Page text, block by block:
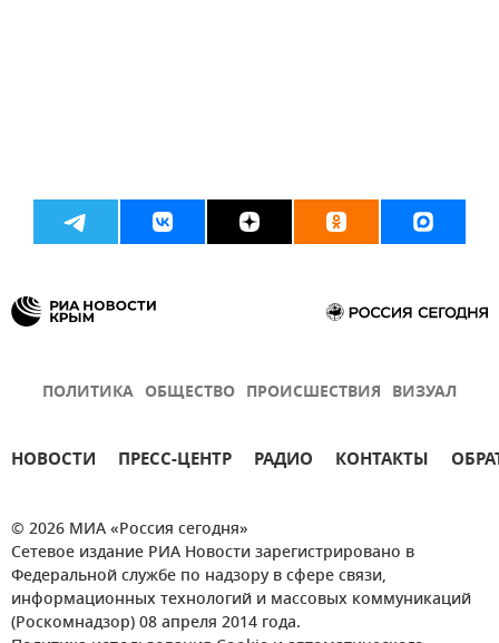
ПОЛИТИКА ОБЩЕСТВО ПРОИСШЕСТВИЯ ВИЗУАЛ
НОВОСТИ ПРЕСС-ЦЕНТР РАДИО КОНТАКТЫ
© 2026 МИА «Россия сегодня»
Сетевое издание РИА Новости зарегистрировано в
Федеральной службе по надзору в сфере связи,
информационных технологий и массовых коммуникаций
(Роскомнадзор) 08 апреля 2014 года.